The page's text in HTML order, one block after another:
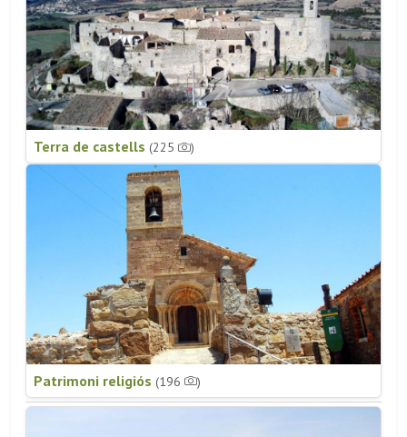
Terra de castells (225 )
Patrimoni religiós (196 )